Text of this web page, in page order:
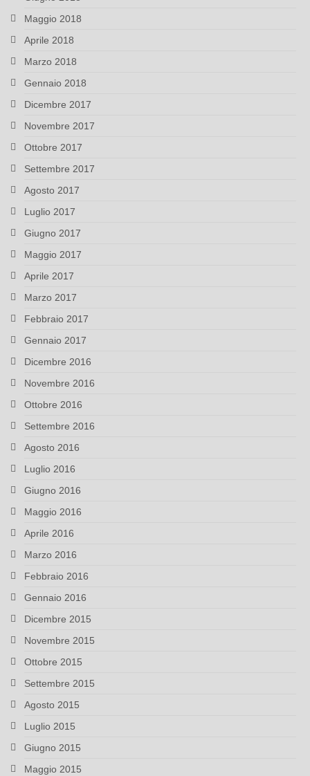
Maggio 2018
Aprile 2018
Marzo 2018
Gennaio 2018
Dicembre 2017
Novembre 2017
Ottobre 2017
Settembre 2017
Agosto 2017
Luglio 2017
Giugno 2017
Maggio 2017
Aprile 2017
Marzo 2017
Febbraio 2017
Gennaio 2017
Dicembre 2016
Novembre 2016
Ottobre 2016
Settembre 2016
Agosto 2016
Luglio 2016
Giugno 2016
Maggio 2016
Aprile 2016
Marzo 2016
Febbraio 2016
Gennaio 2016
Dicembre 2015
Novembre 2015
Ottobre 2015
Settembre 2015
Agosto 2015
Luglio 2015
Giugno 2015
Maggio 2015